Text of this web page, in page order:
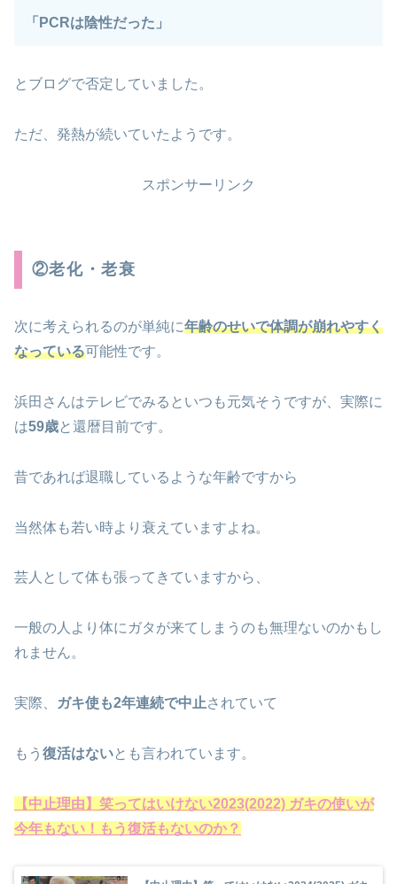
「PCRは陰性だった」
とブログで否定していました。
ただ、発熱が続いていたようです。
スポンサーリンク
②老化・老衰
次に考えられるのが単純に年齢のせいで体調が崩れやすく
なっている可能性です。
浜田さんはテレビでみるといつも元気そうですが、実際に
は59歳と還暦目前です。
昔であれば退職しているような年齢ですから
当然体も若い時より衰えていますよね。
芸人として体も張ってきていますから、
一般の人より体にガタが来てしまうのも無理ないのかもし
れません。
実際、 ガキ使も2年連続で中止されていて
もう 復活はないとも言われています。
【中止理由】笑ってはいけない2023(2022) ガキの使いが
今年もない！もう復活もないのか？